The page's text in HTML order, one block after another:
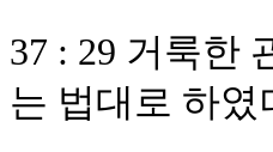
37 : 29 거룩한
는 법대로 하였